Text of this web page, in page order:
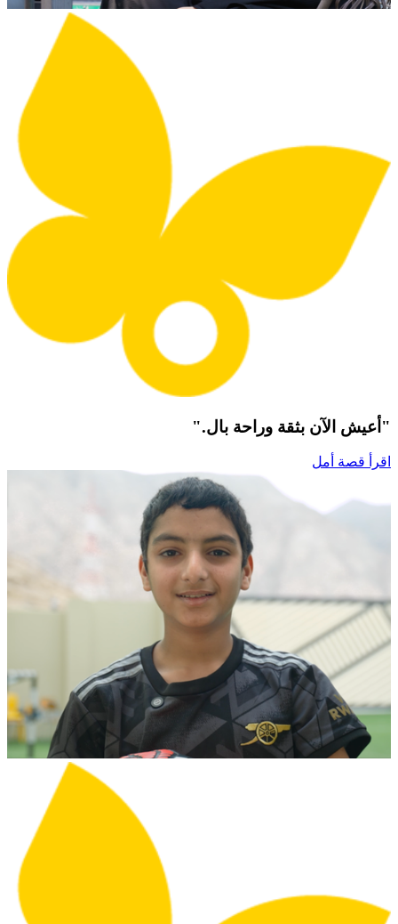
"أعيش الآن بثقة وراحة بال."
اقرأ قصة أمل